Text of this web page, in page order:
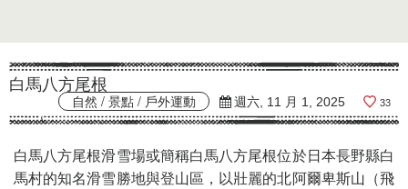
白馬八方尾根
自然 / 景點 / 戶外運動 週六, 11 月 1, 2025 33
白馬八方尾根滑雪場或簡稱白馬八方尾根位於日本長野縣白
馬村的知名滑雪勝地與登山區，以壯麗的北阿爾卑斯山（飛